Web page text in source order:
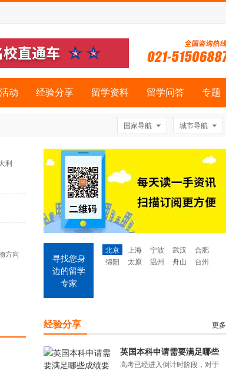
活动 经验分享 留学资料 留学问答 专题
国家导航 城市导航
利
方向
寻找您身
边的留学
专家
北京 上海 宁波 武汉
合肥
绵阳
太原 温州 舟山 台州
经验分享 更多
英国本科申请需要满足哪些
成绩要求？
高考已经进入倒计时阶段，对于